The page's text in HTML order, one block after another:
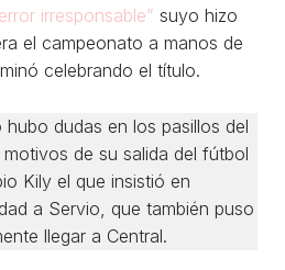
irresponsable” suyo hizo
el campeonato a manos de
celebrando el título.
dudas en los pasillos del
de su salida del fútbol
Kily el que insistió en
a Servio, que también puso
llegar a Central.